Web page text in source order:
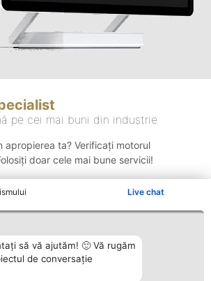
Live chat
să vă ajutăm! 🙂 Vă rugăm
de conversație
pe cei mai buni din industrie
apropierea ta? Verificați motorul
doar cele mai bune servicii!